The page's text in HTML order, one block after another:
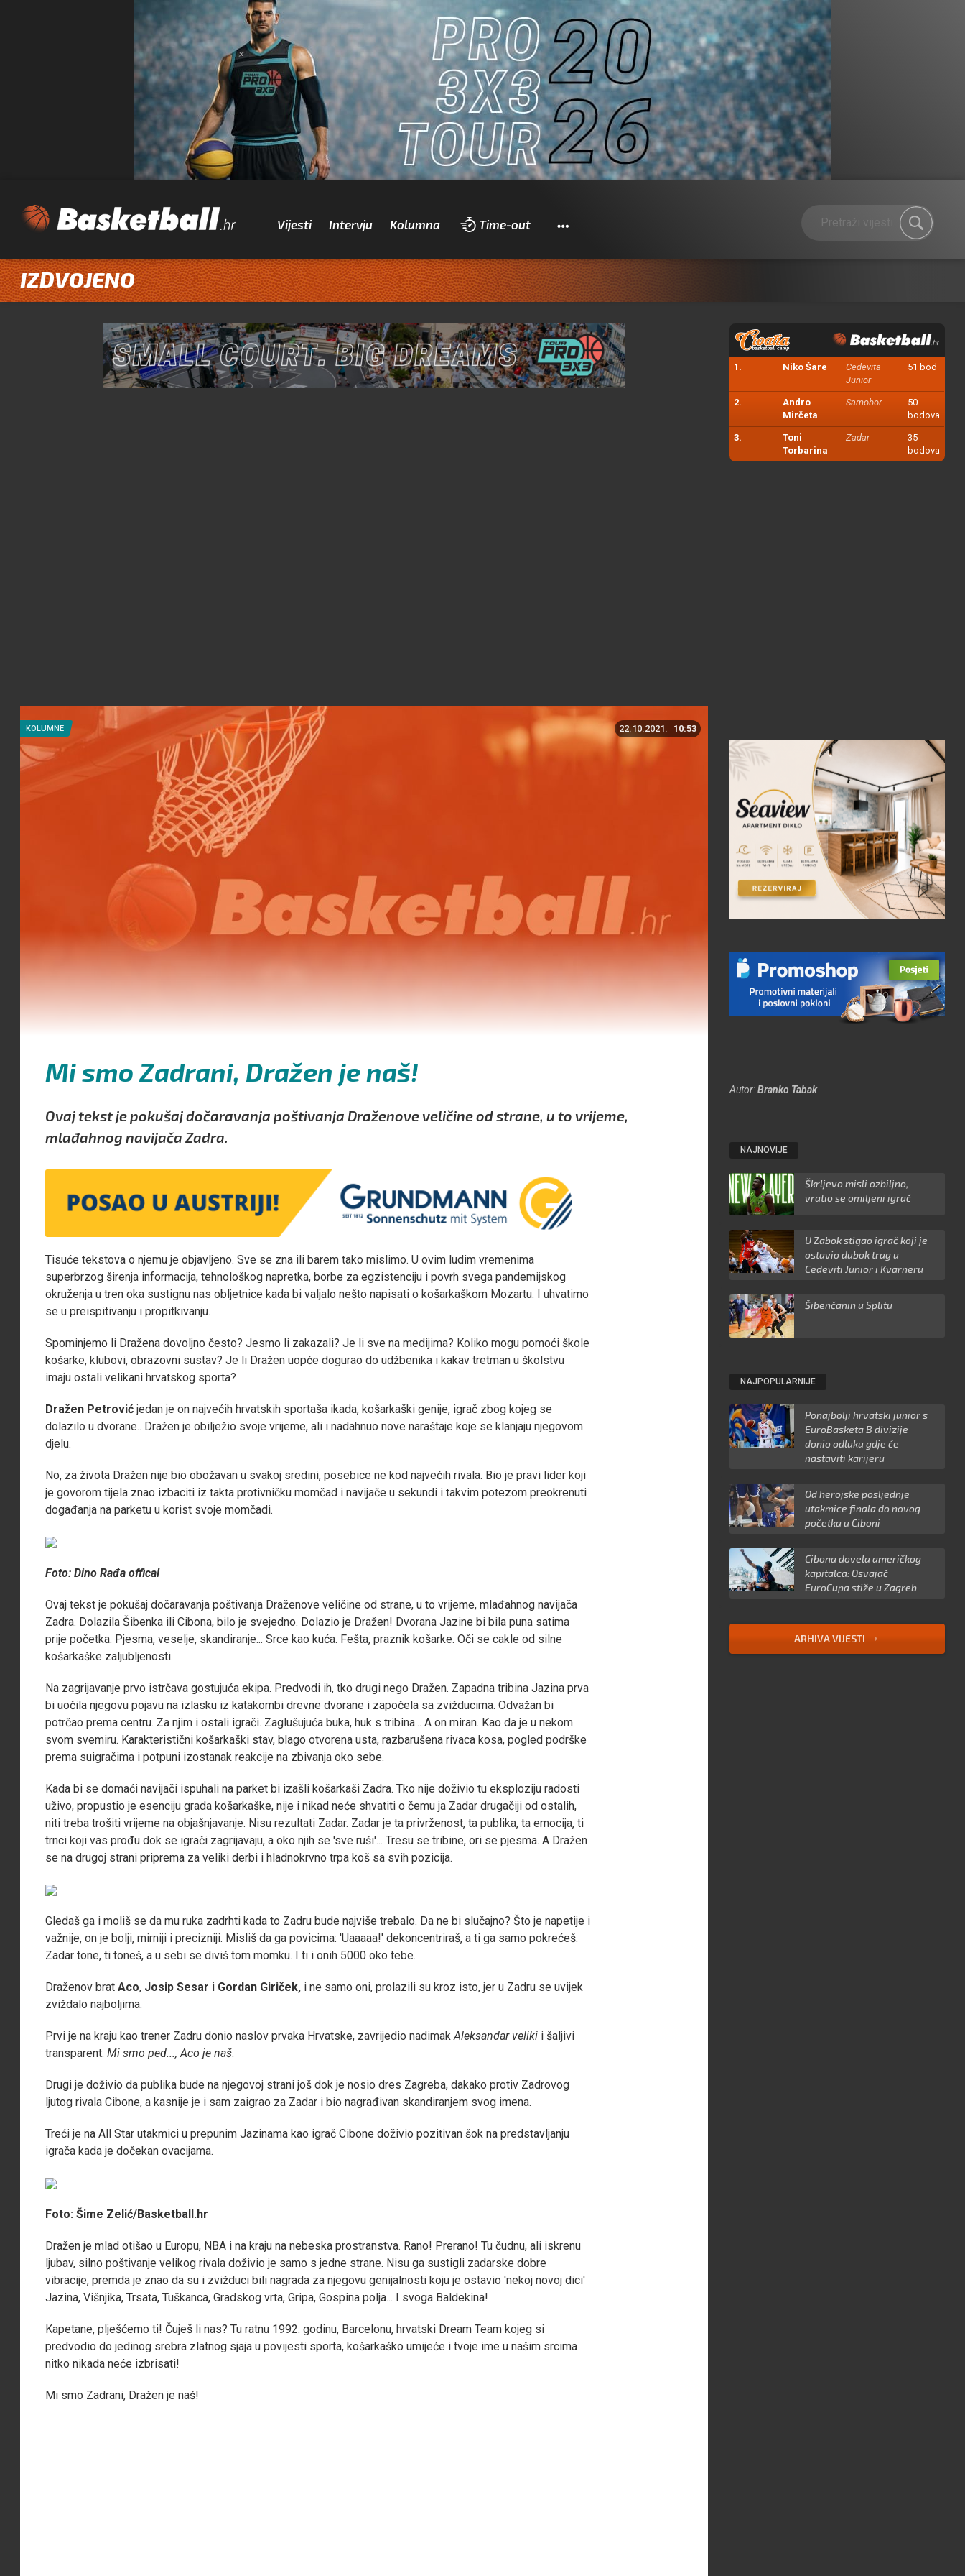
Vijesti Intervju Kolumna Time-out Pretraži
IZDVOJENO
1. Niko Šare
Cedevita
Junior
51 bod
2.
Andro
Mirčeta
Samobor
50
bodova
3.
Toni
Torbarina
Zadar
35
bodova
KOLUMNE 22.10.2021. 10:53
Mi smo Zadrani, Dražen je naš!
Autor:Branko Tabak
Ovaj tekst je pokušaj dočaravanja poštivanja Draženove veličine od strane, u to vrijeme,
mlađahnog navijača Zadra.
Tisuće tekstova o njemu je objavljeno. Sve se zna ili barem tako mislimo. U ovim ludim vremenima
superbrzog širenja informacija, tehnološkog napretka, borbe za egzistenciju i povrh svega pandemijskog
okruženja u tren oka sustignu nas obljetnice kada bi valjalo nešto napisati o košarkaškom Mozartu. I uhvatimo
se u preispitivanju i propitkivanju.
Spominjemo li Dražena dovoljno često? Jesmo li zakazali? Je li sve na medijima? Koliko mogu pomoći škole
košarke, klubovi, obrazovni sustav? Je li Dražen uopće dogurao do udžbenika i kakav tretman u školstvu
imaju ostali velikani hrvatskog sporta?
Dražen Petrović jedan je on najvećih hrvatskih sportaša ikada, košarkaški genije, igrač zbog kojeg se
dolazilo u dvorane.. Dražen je obilježio svoje vrijeme, ali i nadahnuo nove naraštaje koje se klanjaju njegovom
djelu.
No, za života Dražen nije bio obožavan u svakoj sredini, posebice ne kod najvećih rivala. Bio je pravi lider koji
je govorom tijela znao izbaciti iz takta protivničku momčad i navijače u sekundi i takvim potezom preokrenuti
događanja na parketu u korist svoje momčadi.
Foto: Dino Rađa offical
Ovaj tekst je pokušaj dočaravanja poštivanja Draženove veličine od strane, u to vrijeme, mlađahnog navijača
Zadra. Dolazila Šibenka ili Cibona, bilo je svejedno. Dolazio je Dražen! Dvorana Jazine bi bila puna satima
prije početka. Pjesma, veselje, skandiranje... Srce kao kuća. Fešta, praznik košarke. Oči se cakle od silne
košarkaške zaljubljenosti.
Na zagrijavanje prvo istrčava gostujuća ekipa. Predvodi ih, tko drugi nego Dražen. Zapadna tribina Jazina prva
bi uočila njegovu pojavu na izlasku iz katakombi drevne dvorane i započela sa zvižducima. Odvažan bi
potrčao prema centru. Za njim i ostali igrači. Zaglušujuća buka, huk s tribina... A on miran. Kao da je u nekom
svom svemiru. Karakteristični košarkaški stav, blago otvorena usta, razbarušena rivaca kosa, pogled podrške
prema suigračima i potpuni izostanak reakcije na zbivanja oko sebe.
Kada bi se domaći navijači ispuhali na parket bi izašli košarkaši Zadra. Tko nije doživio tu eksploziju radosti
uživo, propustio je esenciju grada košarkaške, nije i nikad neće shvatiti o čemu ja Zadar drugačiji od ostalih,
niti treba trošiti vrijeme na objašnjavanje. Nisu rezultati Zadar. Zadar je ta privrženost, ta publika, ta emocija, ti
trnci koji vas prođu dok se igrači zagrijavaju, a oko njih se 'sve ruši'... Tresu se tribine, ori se pjesma. A Dražen
se na drugoj strani priprema za veliki derbi i hladnokrvno trpa koš sa svih pozicija.
Gledaš ga i moliš se da mu ruka zadrhti kada to Zadru bude najviše trebalo. Da ne bi slučajno? Što je napetije i
važnije, on je bolji, mirniji i precizniji. Misliš da ga povicima: 'Uaaaaa!' dekoncentriraš, a ti ga samo pokrećeš.
Zadar tone, ti toneš, a u sebi se diviš tom momku. I ti i onih 5000 oko tebe.
Draženov bratAco, Josip Sesar i Gordan Giriček, i ne samo oni, prolazili su kroz isto, jer u Zadru se uvijek
zviždalo najboljima.
Prvi je na kraju kao trener Zadru donio naslov prvaka Hrvatske, zavrijedio nadimakAleksandar veliki i šaljivi
transparent: Mi smo ped..., Aco je naš.
Drugi je doživio da publika bude na njegovoj strani još dok je nosio dres Zagreba, dakako protiv Zadrovog
ljutog rivala Cibone, a kasnije je i sam zaigrao za Zadar i bio nagrađivan skandiranjem svog imena.
Treći je na All Star utakmici u prepunim Jazinama kao igrač Cibone doživio pozitivan šok na predstavljanju
igrača kada je dočekan ovacijama.
Foto: Šime Zelić/Basketball.hr
Dražen je mlad otišao u Europu, NBA i na kraju na nebeska prostranstva. Rano! Prerano! Tu čudnu, ali iskrenu
ljubav, silno poštivanje velikog rivala doživio je samo s jedne strane. Nisu ga sustigli zadarske dobre
vibracije, premda je znao da su i zvižduci bili nagrada za njegovu genijalnosti koju je ostavio 'nekoj novoj dici'
Jazina, Višnjika, Trsata, Tuškanca, Gradskog vrta, Gripa, Gospina polja... I svoga Baldekina!
Kapetane, plješćemo ti! Čuješ li nas? Tu ratnu 1992. godinu, Barcelonu, hrvatski Dream Team kojeg si
predvodio do jedinog srebra zlatnog sjaja u povijesti sporta, košarkaško umijeće i tvoje ime u našim srcima
nitko nikada neće izbrisati!
Mi smo Zadrani, Dražen je naš!
NAJNOVIJE
Škrljevo misli ozbiljno,
vratio se omiljeni igrač
U Zabok stigao igrač koji je
ostavio dubok trag u
Cedeviti Junior i Kvarneru
Šibenčanin u Splitu
NAJPOPULARNIJE
Ponajbolji hrvatski junior s
EuroBasketa B divizije
donio odluku gdje će
nastaviti karijeru
Od herojske posljednje
utakmice finala do novog
početka u Ciboni
Cibona dovela američkog
kapitalca: Osvajač
EuroCupa stiže u Zagreb
ARHIVA VIJESTI